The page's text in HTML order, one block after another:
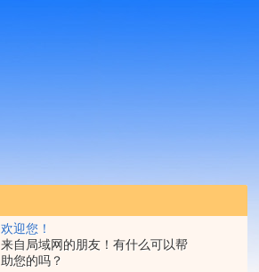
欢迎您！
来自局域网的朋友！有什么可以帮
助您的吗？